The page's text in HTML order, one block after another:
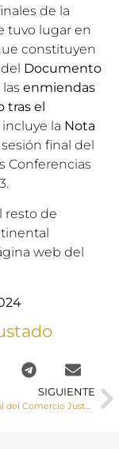
de la
tuvo lugar en
constituyen
Documento
enmiendas
tras el
la Nota
final del
Conferencias
resto de
web del
SIGUIENTE
El Día Mundial del Comercio Justo Cáritas invita a la ciudadanía a conocer productos que “le sientan bien a todo el mundo”